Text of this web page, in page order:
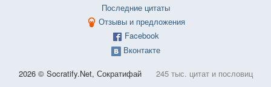
Последние цитаты
Отзывы и предложения
Facebook
Вконтакте
2026 © Socratify.Net, Сократифай 245 тыс. цитат и пословиц